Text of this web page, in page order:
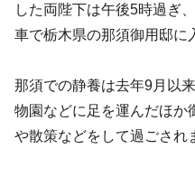
した両陛下は午後5時過ぎ
車で栃木県の那須御用邸に
那須での静養は去年9月以
物園などに足を運んだほか
や散策などをして過ごされ